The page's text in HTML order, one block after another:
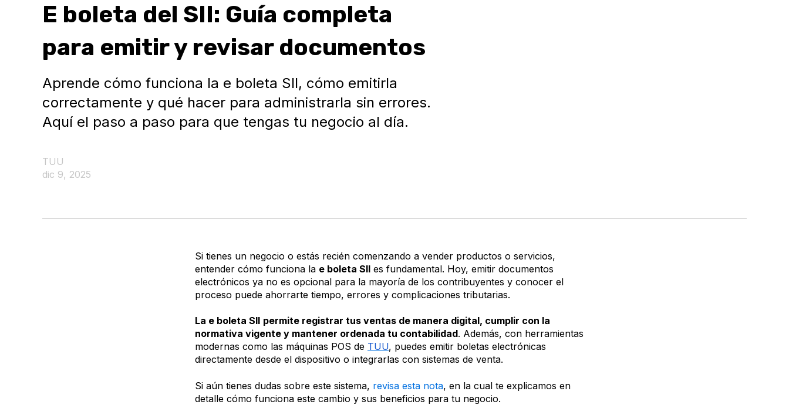
E boleta del SII: Guía completa
para emitir y revisar documentos
Aprende cómo funciona la e boleta SII, cómo emitirla
correctamente y qué hacer para administrarla sin errores.
Aquí el paso a paso para que tengas tu negocio al día.
TUU
dic 9, 2025
Si tienes un negocio o estás recién comenzando a vender productos o servicios,
entender cómo funciona la e boleta SII es fundamental. Hoy, emitir documentos
electrónicos ya no es opcional para la mayoría de los contribuyentes y conocer el
proceso puede ahorrarte tiempo, errores y complicaciones tributarias.
La e boleta SII permite registrar tus ventas de manera digital, cumplir con la
normativa vigente y mantener ordenada tu contabilidad. Además, con herramientas
modernas como las máquinas POS de TUU, puedes emitir boletas electrónicas
directamente desde el dispositivo o integrarlas con sistemas de venta.
Si aún tienes dudas sobre este sistema, revisa esta nota, en la cual te explicamos en
detalle cómo funciona este cambio y sus beneficios para tu negocio.